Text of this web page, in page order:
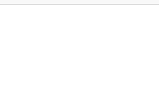
por atribuir
Esta propriedade foi
presentes incluem